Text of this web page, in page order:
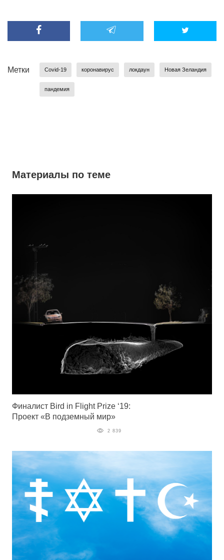
Метки Covid-19 коронавирус локдаун Новая Зеландия
пандемия
Материалы по теме
Финалист Bird in Flight Prize ‘19:
Проект «В подземный мир»
2 839